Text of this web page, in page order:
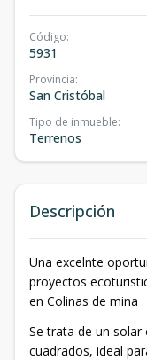
Código:
5931
Provincia:
San Cristóbal
Tipo de inmueble:
Terrenos
Descripción
Una excelnte
proyectos
en Colinas de mina
Se trata de un
cuadrados, ideal